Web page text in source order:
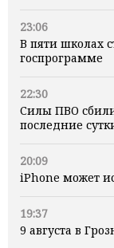
23:06
В пяти школах
госпрограмме
22:30
Силы ПВО
последние
20:09
iPhone может
19:37
9 августа в